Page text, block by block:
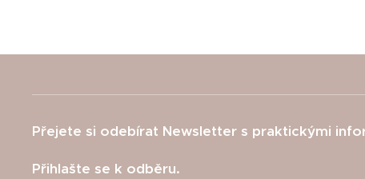
Přejete si odebírat Newsletter s praktickými
Přihlašte se k odběru.